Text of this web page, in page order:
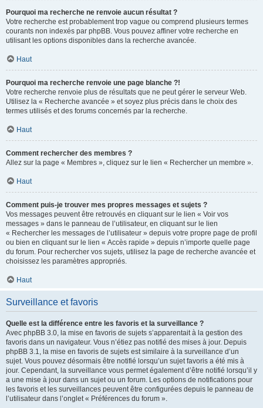
Pourquoi ma recherche ne renvoie aucun résultat ?
Votre recherche est probablement trop vague ou comprend plusieurs termes
courants non indexés par phpBB. Vous pouvez affiner votre recherche en
utilisant les options disponibles dans la recherche avancée.
Haut
Pourquoi ma recherche renvoie une page blanche ?!
Votre recherche renvoie plus de résultats que ne peut gérer le serveur Web.
Utilisez la « Recherche avancée » et soyez plus précis dans le choix des
termes utilisés et des forums concernés par la recherche.
Haut
Comment rechercher des membres ?
Allez sur la page « Membres », cliquez sur le lien « Rechercher un membre ».
Haut
Comment puis-je trouver mes propres messages et sujets ?
Vos messages peuvent être retrouvés en cliquant sur le lien « Voir vos
messages » dans le panneau de l’utilisateur, en cliquant sur le lien
« Rechercher les messages de l’utilisateur » depuis votre propre page de profil
ou bien en cliquant sur le lien « Accès rapide » depuis n’importe quelle page
du forum. Pour rechercher vos sujets, utilisez la page de recherche avancée et
choisissez les paramètres appropriés.
Haut
Surveillance et favoris
Quelle est la différence entre les favoris et la surveillance ?
Avec phpBB 3.0, la mise en favoris de sujets s’apparentait à la gestion des
favoris dans un navigateur. Vous n’étiez pas notifié des mises à jour. Depuis
phpBB 3.1, la mise en favoris de sujets est similaire à la surveillance d’un
sujet. Vous pouvez désormais être notifié lorsqu’un sujet favoris a été mis à
jour. Cependant, la surveillance vous permet également d’être notifié lorsqu’il y
a une mise à jour dans un sujet ou un forum. Les options de notifications pour
les favoris et les surveillances peuvent être configurées depuis le panneau de
l’utilisateur dans l’onglet « Préférences du forum ».